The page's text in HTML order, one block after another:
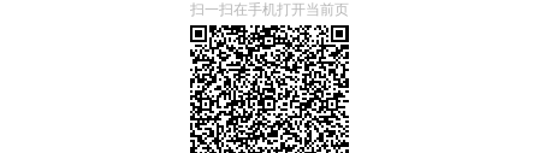
扫一扫在手机打开当前页